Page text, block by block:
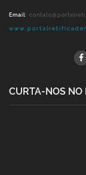
Email:
CURTA-NOS NO